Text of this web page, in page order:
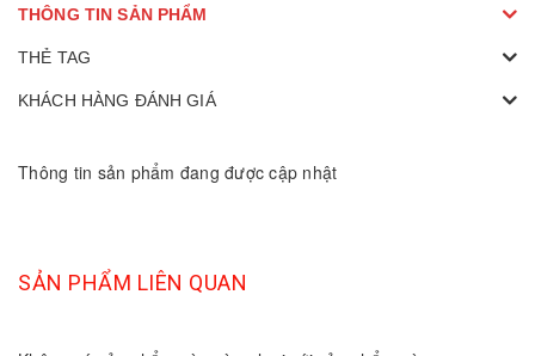
THÔNG TIN SẢN PHẨM
THẺ TAG
KHÁCH HÀNG ĐÁNH GIÁ
Thông tin sản phẩm đang được cập nhật
SẢN PHẨM LIÊN QUAN